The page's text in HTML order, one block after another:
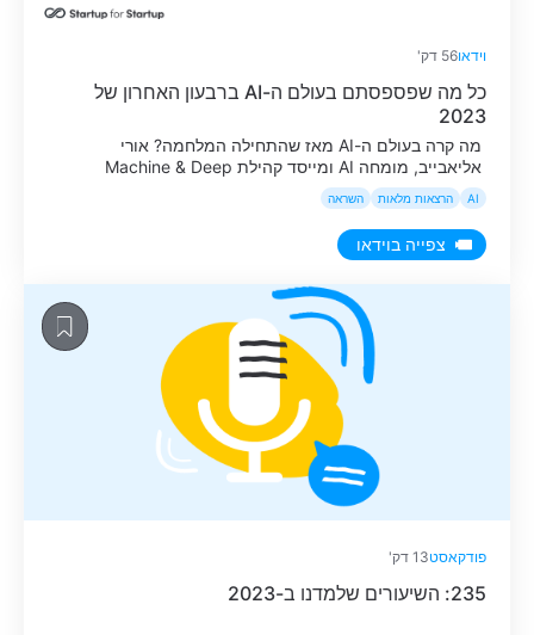
וידאו56 דק'
כל מה שפספסתם בעולם ה-AI ברבעון האחרון של
2023
מה קרה בעולם ה-AI מאז שהתחילה המלחמה? אורי
אליאבייב, מומחה AI ומייסד קהילת Machine & Deep
Learning Israel, משתף בכל הטכנולוגיות החדשות, בטרנדים
שצריך להכיר, וגם בהזדמנויות מעניינות בתחום בעתיד.
AI הרצאות מלאות השראה
צפייה בוידאו
פודקאסט13 דק'
235: השיעורים שלמדנו ב-2023